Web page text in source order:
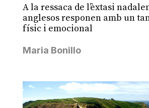
A la ressaca de l’èxtasi
anglesos responen amb un
físic i emocional
Maria Bonillo